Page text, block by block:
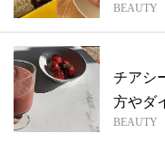
BEAUTY
チアシ
方やダ
果も...
BEAUTY